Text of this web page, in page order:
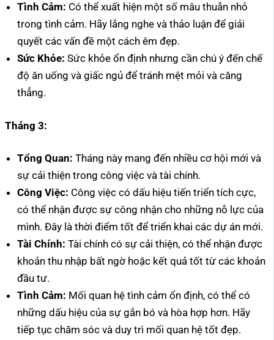
Tình Cảm: Có thể xuất hiện một số mâu thuẫn nhỏ
trong tình cảm. Hãy lắng nghe và thảo luận để giải
quyết các vấn đề một cách êm đẹp.
Sức Khỏe: Sức khỏe ổn định nhưng cần chú ý đến chế
độ ăn uống và giấc ngủ để tránh mệt mỏi và căng
thẳng.
Tháng 3:
Tổng Quan: Tháng này mang đến nhiều cơ hội mới và
sự cải thiện trong công việc và tài chính.
Công Việc: Công việc có dấu hiệu tiến triển tích cực,
có thể nhận được sự công nhận cho những nỗ lực của
mình. Đây là thời điểm tốt để triển khai các dự án mới.
Tài Chính: Tài chính có sự cải thiện, có thể nhận được
khoản thu nhập bất ngờ hoặc kết quả tốt từ các khoản
đầu tư.
Tình Cảm: Mối quan hệ tình cảm ổn định, có thể có
những dấu hiệu của sự gắn bó và hòa hợp hơn. Hãy
tiếp tục chăm sóc và duy trì mối quan hệ tốt đẹp.